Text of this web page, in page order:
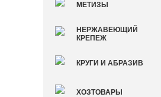
МЕТИЗЫ
НЕРЖАВЕЮЩИЙ
КРЕПЕЖ
КРУГИ И АБРАЗИВ
ХОЗТОВАРЫ